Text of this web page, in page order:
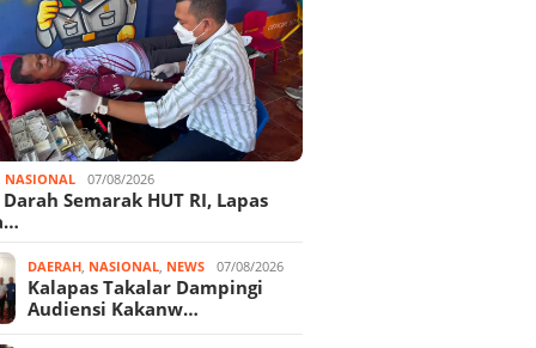
NASIONAL 07/08/2026
Semarak HUT RI, Lapas
DAERAH, NASIONAL, NEWS 07/08/2026
Kalapas Takalar Dampingi
Audiensi Kakanw…